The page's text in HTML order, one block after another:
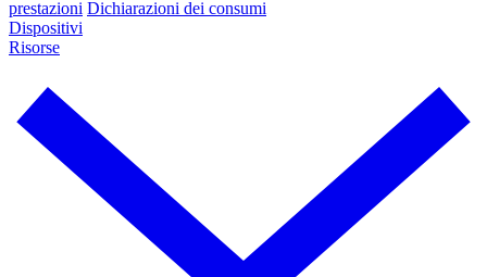
prestazioni Dichiarazioni dei consumi
Dispositivi
Risorse